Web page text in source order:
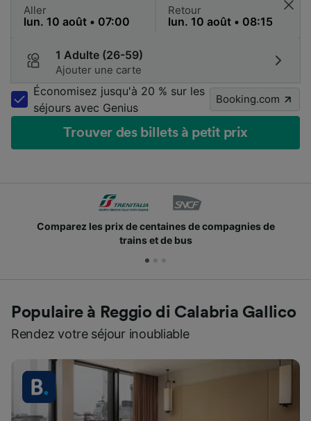
Aller Retour
1 Adulte (26-59)
Ajouter une carte
Économisez jusqu'à 20 % sur les
séjours avec Genius
Booking.com
Trouver des billets à petit prix
prix de centaines de compagnies de
Des millions
Populaire à Reggio di Calabria Gallico
Rendez votre séjour inoubliable